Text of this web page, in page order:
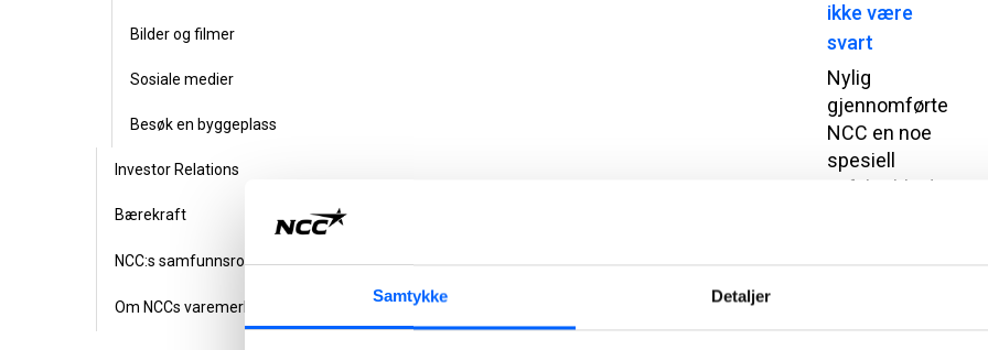
Samtykke Detaljer
Bilder og filmer
Sosiale medier
Besøk en byggeplass
Investor Relations
Bærekraft
NCC:s samfunnsrolle
Om NCCs varemerke
ikke være
svart
Nylig
gjennomførte
NCC en noe
spesiell
asfaltjobb, da
Bergen ble
en lys asfalt.